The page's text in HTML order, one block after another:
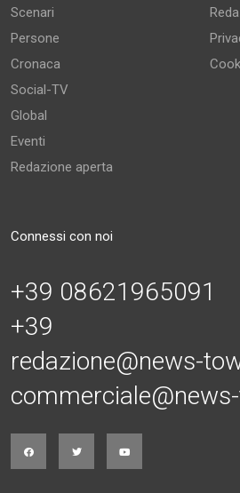
Scenari
Persone
Cronaca
Social-TV
Global
Eventi
Redazione aperta
Connessi con noi
+39 08621965091
+39
redazione@news-